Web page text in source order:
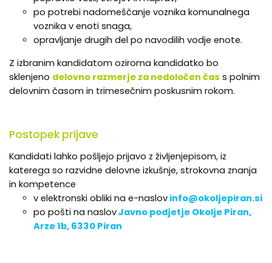
po potrebi nadomeščanje voznika komunalnega
voznika v enoti snaga,
opravljanje drugih del po navodilih vodje enote.
Z izbranim kandidatom oziroma kandidatko bo
sklenjeno delovno razmerje za nedoločen čas s polnim
delovnim časom in trimesečnim poskusnim rokom.
Postopek prijave
Kandidati lahko pošljejo prijavo z življenjepisom, iz
katerega so razvidne delovne izkušnje, strokovna znanja
in kompetence
v elektronski obliki na e-naslov info@okoljepiran.si
po pošti na naslovJavno podjetje Okolje Piran,
Arze 1b, 6330 Piran